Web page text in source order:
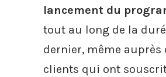
lancement du
tout au long de la
dernier, même auprès
clients qui ont